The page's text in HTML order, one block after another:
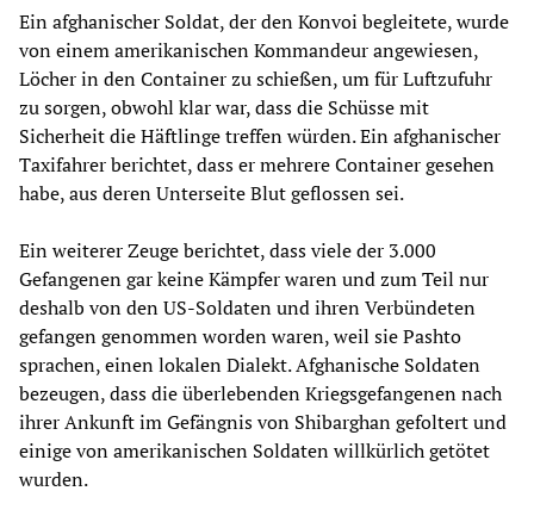
Ein afghanischer Soldat, der den Konvoi begleitete, wurde
von einem amerikanischen Kommandeur angewiesen,
Löcher in den Container zu schießen, um für Luftzufuhr
zu sorgen, obwohl klar war, dass die Schüsse mit
Sicherheit die Häftlinge treffen würden. Ein afghanischer
Taxifahrer berichtet, dass er mehrere Container gesehen
habe, aus deren Unterseite Blut geflossen sei.
Ein weiterer Zeuge berichtet, dass viele der 3.000
Gefangenen gar keine Kämpfer waren und zum Teil nur
deshalb von den US-Soldaten und ihren Verbündeten
gefangen genommen worden waren, weil sie Pashto
sprachen, einen lokalen Dialekt. Afghanische Soldaten
bezeugen, dass die überlebenden Kriegsgefangenen nach
ihrer Ankunft im Gefängnis von Shibarghan gefoltert und
einige von amerikanischen Soldaten willkürlich getötet
wurden.